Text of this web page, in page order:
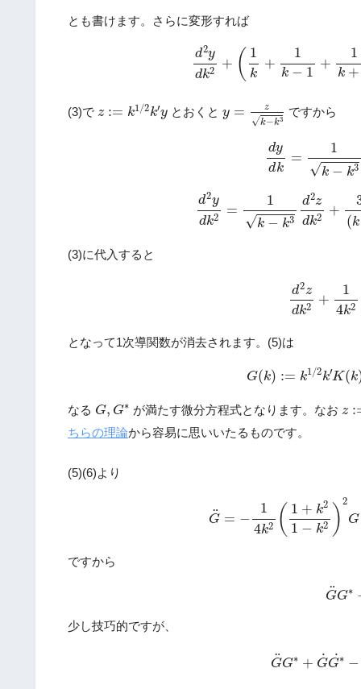
とも書けます。さらに変形すれば
d2y
dk2 + ( 1
k
+
1
k − 1
+
1
k +
2yd 1k +
(3)で z := k1 /2k′y
1 /2k′ y
とおくと y = z
√k−k3
k3 ですから
dy
dk
=
1
√k − k3
dy k
d2y
dk2 =
1
√k − k3
d2z
dk2 +
(k
d2 − zd k
(3)に代入すると
d2z
dk2 +
1
4k2
2
となって1次導関数が消去されます。(5)は
G(k) := k1 /2k′K(k
(6) G := k1 /2 ′K (
なる G, G∗
G G∗ が満たす微分方程式となります。なお z :
ちらの理論から容易に思いいたるものです。
(5)(6)より
¨
G = −
1
4k2 ( 1 + k2
1 − k2 )
2
G
− 2)
ですから
¨
GG∗
G G
少し技巧的ですが、
¨
GG∗ + ˙
G ˙
G∗ −
G G ˙G